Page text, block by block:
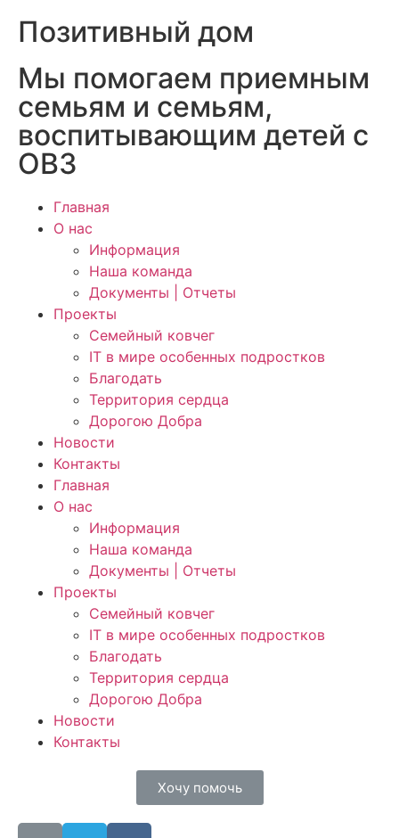
Позитивный дом
Мы помогаем приемным
семьям и семьям,
воспитывающим детей с
ОВЗ
Главная
О нас
Информация
Наша команда
Документы | Отчеты
Проекты
Семейный ковчег
IT в мире особенных подростков
Благодать
Территория сердца
Дорогою Добра
Новости
Контакты
Главная
О нас
Информация
Наша команда
Документы | Отчеты
Проекты
Семейный ковчег
IT в мире особенных подростков
Благодать
Территория сердца
Дорогою Добра
Новости
Контакты
Хочу помочь